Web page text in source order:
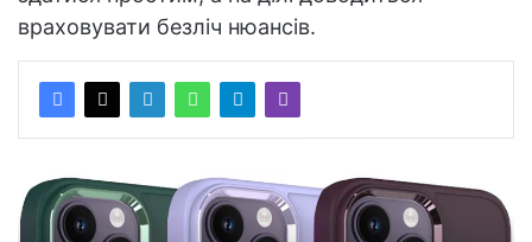
враховувати безліч нюансів.